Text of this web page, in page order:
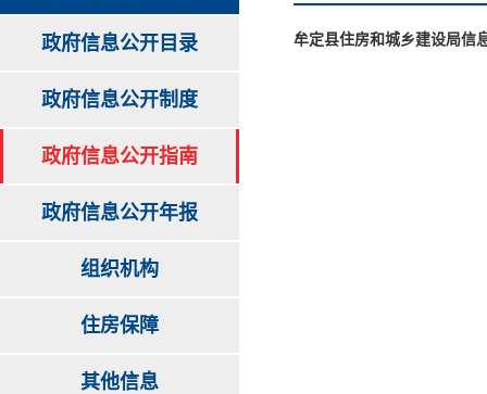
政府信息公开目录
政府信息公开制度
政府信息公开指南
政府信息公开年报
组织机构
住房保障
其他信息
牟定县住房和城乡建设局信